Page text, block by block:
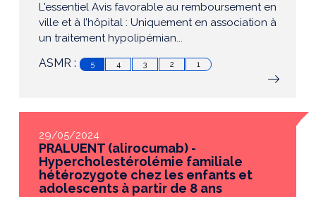
L'essentiel Avis favorable au remboursement en
ville et à l’hôpital : Uniquement en association à
un traitement hypolipémian...
ASMR : 5 4 3 2 1
29/05/2024
PRALUENT (alirocumab) -
Hypercholestérolémie familiale
hétérozygote chez les enfants et
adolescents à partir de 8 ans